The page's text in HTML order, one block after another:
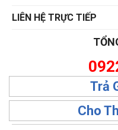
LIÊN HỆ TRỰC TIẾP
Trả
Cho